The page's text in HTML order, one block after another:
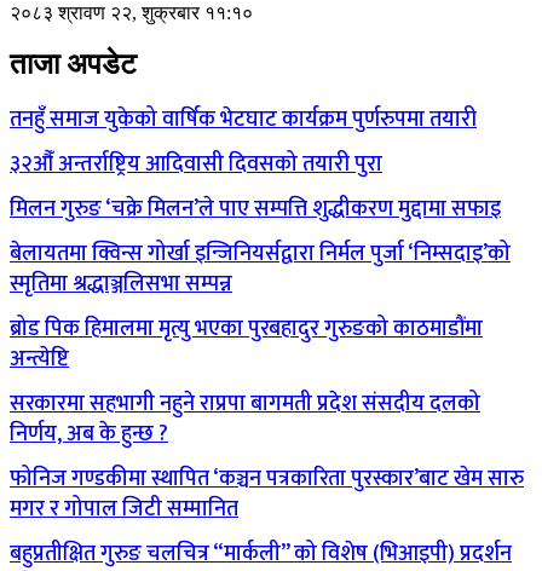
२०८३ श्रावण २२, शुक्रबार ११:१०
ताजा अपडेट
तनहुँ समाज युकेको वार्षिक भेटघाट कार्यक्रम पुर्णरुपमा तयारी
३२औँ अन्तर्राष्ट्रिय आदिवासी दिवसको तयारी पुरा
मिलन गुरुङ ‘चक्रे मिलन’ले पाए सम्पत्ति शुद्धीकरण मुद्दामा सफाइ
बेलायतमा क्विन्स गोर्खा इन्जिनियर्सद्वारा निर्मल पुर्जा ‘निम्सदाइ’को
स्मृतिमा श्रद्धाञ्जलिसभा सम्पन्न
ब्रोड पिक हिमालमा मृत्यु भएका पुरबहादुर गुरुङको काठमाडौंमा
अन्त्येष्टि
सरकारमा सहभागी नहुने राप्रपा बागमती प्रदेश संसदीय दलको
निर्णय, अब के हुन्छ ?
फोनिज गण्डकीमा स्थापित ‘कञ्चन पत्रकारिता पुरस्कार’बाट खेम सारु
मगर र गोपाल जिटी सम्मानित
बहुप्रतीक्षित गुरुङ चलचित्र “मार्कली” को विशेष (भिआइपी) प्रदर्शन